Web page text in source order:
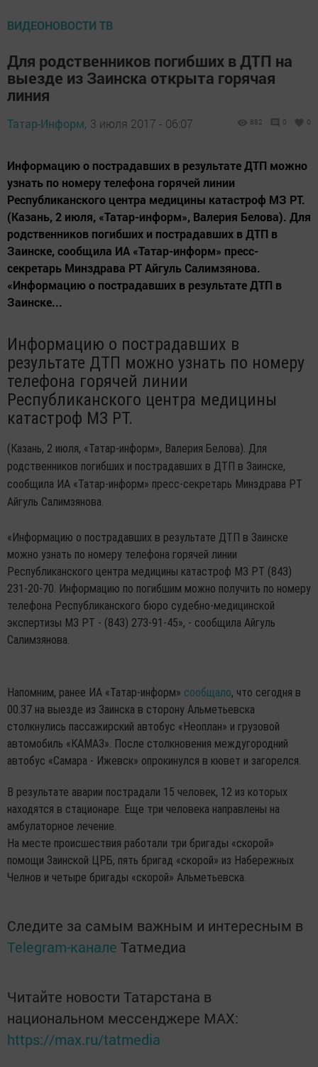
ВИДЕОНОВОСТИ ТВ
Для родственников погибших в ДТП на
выезде из Заинска открыта горячая
линия
Татар-Информ, 3 июля 2017 - 06:07 882 0 0
Информацию о пострадавших в результате ДТП можно
узнать по номеру телефона горячей линии
Республиканского центра медицины катастроф МЗ РТ.
(Казань, 2 июля, «Татар-информ», Валерия Белова). Для
родственников погибших и пострадавших в ДТП в
Заинске, сообщила ИА «Татар-информ» пресс-
секретарь Минздрава РТ Айгуль Салимзянова.
«Информацию о пострадавших в результате ДТП в
Заинске...
Информацию о пострадавших в
результате ДТП можно узнать по номеру
телефона горячей линии
Республиканского центра медицины
катастроф МЗ РТ.
(Казань, 2 июля, «Татар-информ», Валерия Белова). Для
родственников погибших и пострадавших в ДТП в Заинске,
сообщила ИА «Татар-информ» пресс-секретарь Минздрава РТ
Айгуль Салимзянова.
«Информацию о пострадавших в результате ДТП в Заинске
можно узнать по номеру телефона горячей линии
Республиканского центра медицины катастроф МЗ РТ (843)
231-20-70. Информацию по погибшим можно получить по номеру
телефона Республиканского бюро судебно-медицинской
экспертизы МЗ РТ - (843) 273-91-45», - сообщила Айгуль
Салимзянова.
Напомним, ранее ИА «Татар-информ» сообщало, что сегодня в
00.37 на выезде из Заинска в сторону Альметьевска
столкнулись пассажирский автобус «Неоплан» и грузовой
автомобиль «КАМАЗ». После столкновения междугородний
автобус «Самара - Ижевск» опрокинулся в кювет и загорелся.
В результате аварии пострадали 15 человек, 12 из которых
находятся в стационаре. Еще три человека направлены на
амбулаторное лечение.
На месте происшествия работали три бригады «скорой»
помощи Заинской ЦРБ, пять бригад «скорой» из Набережных
Челнов и четыре бригады «скорой» Альметьевска.
Следите за самым важным и интересным в
Telegram-канале Татмедиа
Читайте новости Татарстана в
национальном мессенджере MАХ:
https://max.ru/tatmedia